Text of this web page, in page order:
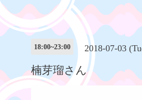
18:00~23:00 2018-07-03
楠芽瑠さん